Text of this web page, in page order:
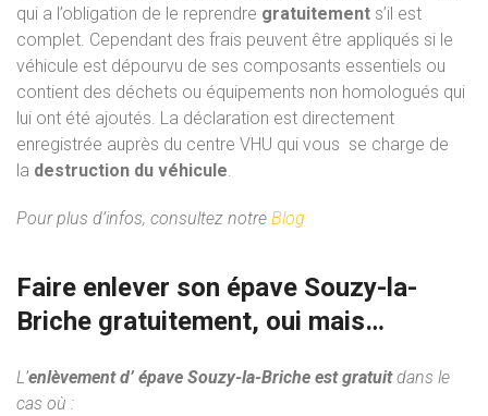
qui a l’obligation de le reprendre gratuitement s’il est
complet. Cependant des frais peuvent être appliqués si le
véhicule est dépourvu de ses composants essentiels ou
contient des déchets ou équipements non homologués qui
lui ont été ajoutés. La déclaration est directement
enregistrée auprès du centre VHU qui vous se charge de
la destruction du véhicule.
Pour plus d’infos, consultez notre Blog
Faire enlever son épave Souzy-la-
Briche gratuitement, oui mais…
L’enlèvement d’ épave Souzy-la-Briche est gratuitdans le
cas où :